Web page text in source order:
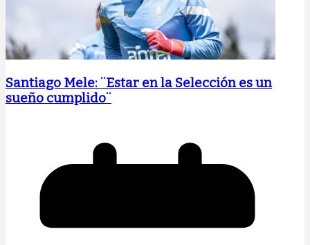
Santiago Mele: ¨Estar en la Selección es un
sueño cumplido¨